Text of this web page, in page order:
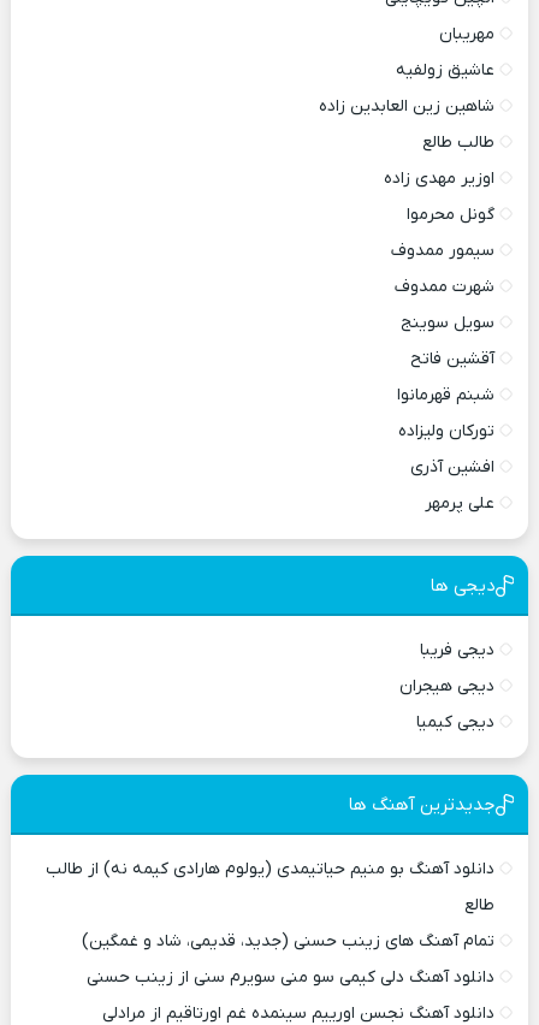
مهریبان
عاشیق زولفیه
شاهین زین العابدین زاده
طالب طالع
اوزیر مهدی زاده
گونل محرموا
سیمور ممدوف
شهرت ممدوف
سویل سوینج
آقشین فاتح
شبنم قهرمانوا
تورکان ولیزاده
افشین آذری
علی پرمهر
دیجی ها
دیجی فریبا
دیجی هیجران
دیجی کیمیا
جدیدترین آهنگ ها
دانلود آهنگ بو منیم حیاتیمدی (یولوم هارادی کیمه نه) از طالب
طالع
تمام آهنگ های زینب حسنی (جدید، قدیمی، شاد و غمگین)
دانلود آهنگ دلی کیمی سو منی سویرم سنی از زینب حسنی
دانلود آهنگ نجسن اورییم سینمده غم اورتاقیم از مرادلی